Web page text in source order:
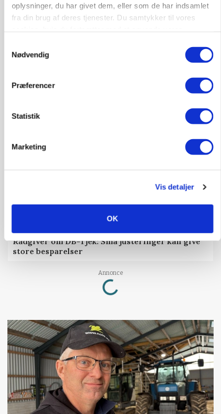
oplysninger, du har givet dem, eller som de har indsamlet
fra din brug af deres tjenester. Du samtykker til vores
Nødvendig
Præferencer
Statistik
Marketing
Vis detaljer
OK
Prisgab på 20 kroner pr. kg vokser: Polsk kylling
GRISE
Rådgiver om DB-Tjek: Små justeringer kan give
store besparelser
Annonce
Loading...